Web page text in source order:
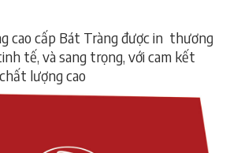
cao cấp Bát Tràng được in thương
tế, và sang trọng, với cam kết
lượng cao